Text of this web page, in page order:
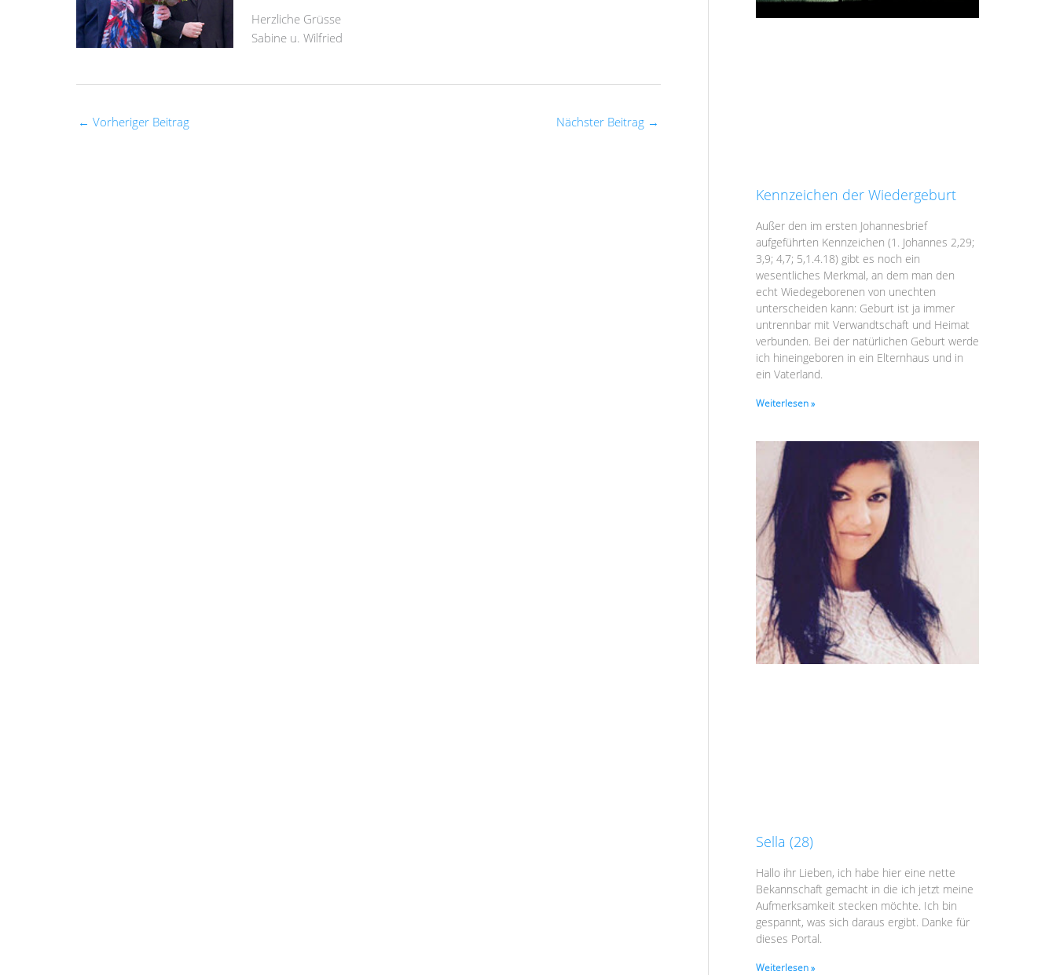
Herzliche Grüsse
Sabine u. Wilfried
← Vorheriger Beitrag Nächster Beitrag →
Kennzeichen der Wiedergeburt
Außer den im ersten Johannesbrief
aufgeführten Kennzeichen (1. Johannes 2,29;
3,9; 4,7; 5,1.4.18) gibt es noch ein
wesentliches Merkmal, an dem man den
echt Wiedegeborenen von unechten
unterscheiden kann: Geburt ist ja immer
untrennbar mit Verwandtschaft und Heimat
verbunden. Bei der natürlichen Geburt werde
ich hineingeboren in ein Elternhaus und in
ein Vaterland.
Weiterlesen »
Sella (28)
Hallo ihr Lieben, ich habe hier eine nette
Bekannschaft gemacht in die ich jetzt meine
Aufmerksamkeit stecken möchte. Ich bin
gespannt, was sich daraus ergibt. Danke für
dieses Portal.
Weiterlesen »